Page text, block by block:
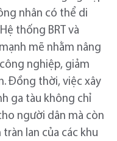
nhân có thể di
thống BRT và
mẽ nhằm nâng
nghiệp, giảm
Đồng thời, việc xây
ga tàu không chỉ
người dân mà còn
lan của các khu